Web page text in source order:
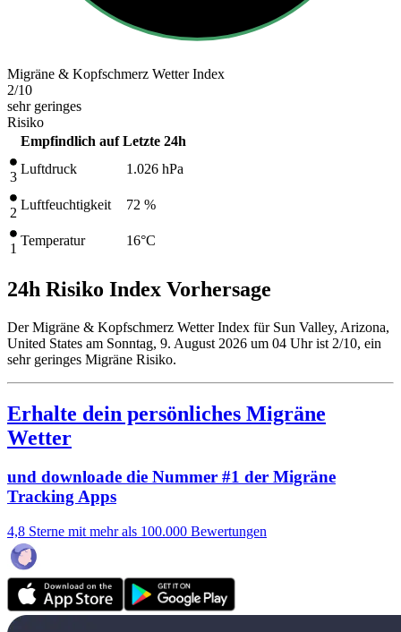
Migräne & Kopfschmerz Wetter Index
2/10
sehr geringes
Risiko
Empfindlich auf Letzte 24h
3
Luftdruck 1.026 hPa
2
Luftfeuchtigkeit 72 %
1
Temperatur 16°C
24h Risiko Index Vorhersage
Der Migräne & Kopfschmerz Wetter Index für Sun Valley, Arizona,
United States am Sonntag, 9. August 2026 um 04 Uhr ist 2/10, ein
sehr geringes Migräne Risiko.
Erhalte dein persönliches Migräne
Wetter
und downloade die Nummer #1 der Migräne
Tracking Apps
4,8 Sterne mit mehr als 100.000 Bewertungen